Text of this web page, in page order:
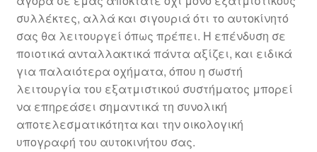
συλλέκτες, αλλά και σιγουριά ότι το αυτοκίνητό
σας θα λειτουργεί όπως πρέπει. Η επένδυση σε
ποιοτικά ανταλλακτικά πάντα αξίζει, και ειδικά
για παλαιότερα οχήματα, όπου η σωστή
λειτουργία του εξατμιστικού συστήματος μπορεί
να επηρεάσει σημαντικά τη συνολική
αποτελεσματικότητα και την οικολογική
υπογραφή του αυτοκινήτου σας.